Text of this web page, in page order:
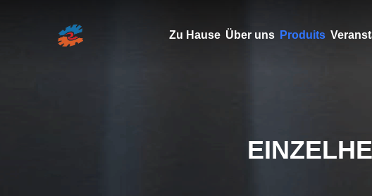
Zu Hause Über uns Produits